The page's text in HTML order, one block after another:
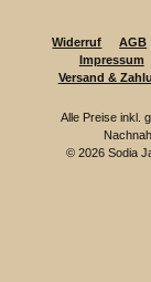
Widerruf AGB
Impressum
Versand &
Alle Preise inkl.
© 2026 Sodia